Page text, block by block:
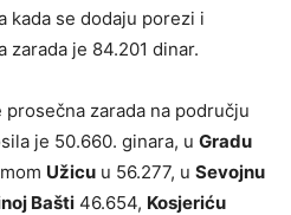
kada se dodaju porezi i
je 84.201 dinar.
zarada na području
je 50.660. ginara, u Gradu
Užicu u 56.277, u Sevojnu
Bašti 46.654, Kosjeriću